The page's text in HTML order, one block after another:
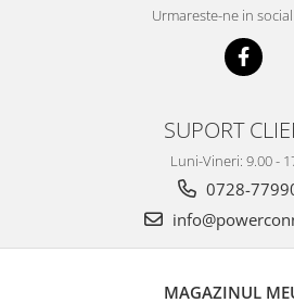
Urmareste-ne in
SUPORT
Luni-Vineri: 9.00 -
0728-
MAGAZINUL